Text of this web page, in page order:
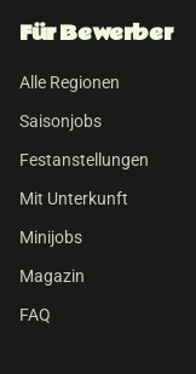
Für Bewerber
Alle Regionen
Saisonjobs
Festanstellungen
Mit Unterkunft
Minijobs
Magazin
FAQ